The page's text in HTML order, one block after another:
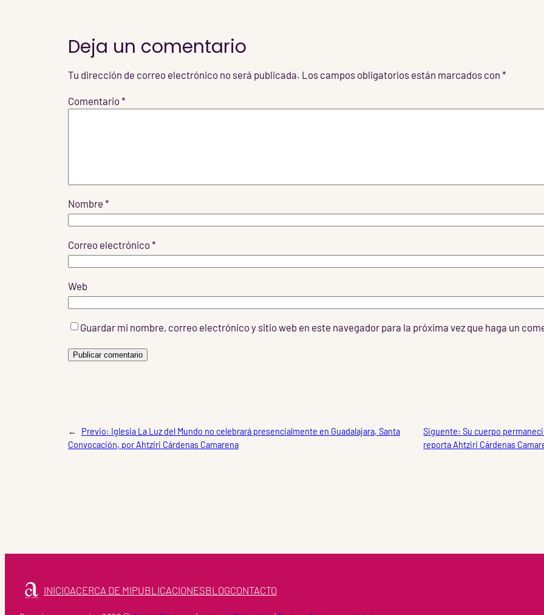
Deja un comentario
Tu dirección de correo electrónico no será publicada. Los campos obligatorios están marcados con *
Comentario *
Nombre *
Correo electrónico *
Web
Guardar mi nombre, correo electrónico y sitio web en este navegador para la próxima vez que haga un
← Previo: Iglesia La Luz del Mundo no celebrará presencialmente en Guadalajara, Santa
Convocación, por Ahtziri Cárdenas Camarena
Siguente:Su cuerpo
reporta Ahtziri Cárdenas
INICIOACERCA DE MIPUBLICACIONESBLOGCONTACTO